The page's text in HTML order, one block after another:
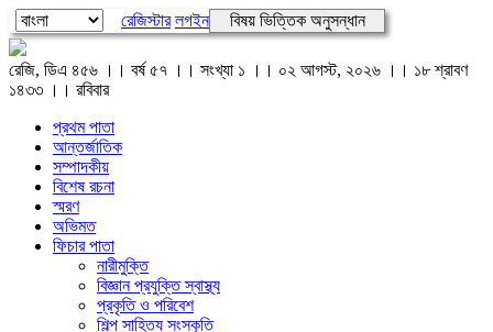
রেজিস্টার লগইন বিষয় ভিত্তিক অনুসন্ধান
রেজি, ডিএ ৪৫৬ ।। বর্ষ ৫৭ ।। সংখ্যা ১ ।। ০২ আগস্ট, ২০২৬ ।। ১৮ শ্রাবণ
১৪৩৩ ।। রবিবার
প্রথম পাতা
আন্তর্জাতিক
সম্পাদকীয়
বিশেষ রচনা
স্মরণ
অভিমত
ফিচার পাতা
নারীমুক্তি
বিজ্ঞান প্রযুক্তি স্বাস্থ্য
প্রকৃতি ও পরিবেশ
শিল্প সাহিত্য সংস্কৃতি